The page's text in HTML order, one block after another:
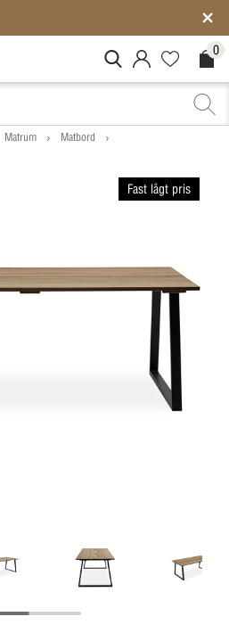
MitIlva.Login 0
Matrum
Matbord
Fast lågt pris